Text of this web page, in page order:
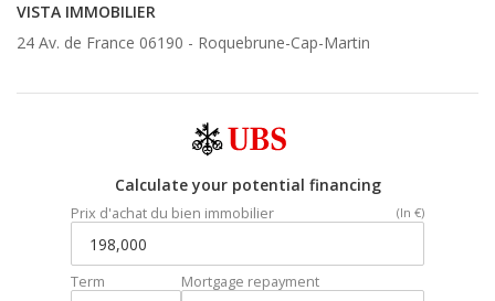
VISTA IMMOBILIER
24 Av. de France 06190 - Roquebrune-Cap-Martin
Calculate your potential financing
Prix d'achat du bien immobilier (In €)
Term
Mortgage repayment